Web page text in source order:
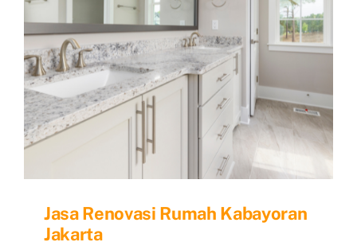
Jasa Renovasi Rumah Kabayoran
Jakarta